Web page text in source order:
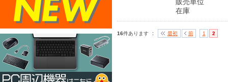
在庫 メ
16件あります ： 最初 前 1 2